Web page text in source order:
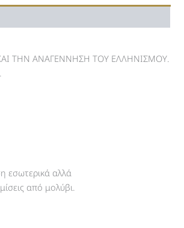
ΤΗΝ ΑΝΑΓΕΝΝΗΣΗ ΤΟΥ ΕΛΛΗΝΙΣΜΟΥ.
εσωτερικά αλλά
από μολύβι.